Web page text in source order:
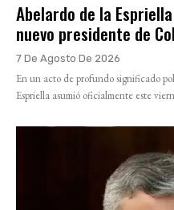
Abelardo de la
nuevo presidente de
7 De Agosto De 2026
En un acto de profundo significado
Espriella asumió oficialmente este